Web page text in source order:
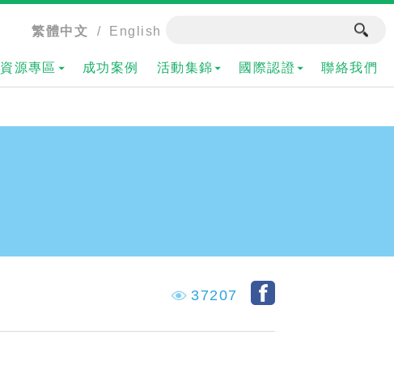
繁體中文 / English
資源專區 成功案例 活動集錦 國際認證 聯絡我們
37207